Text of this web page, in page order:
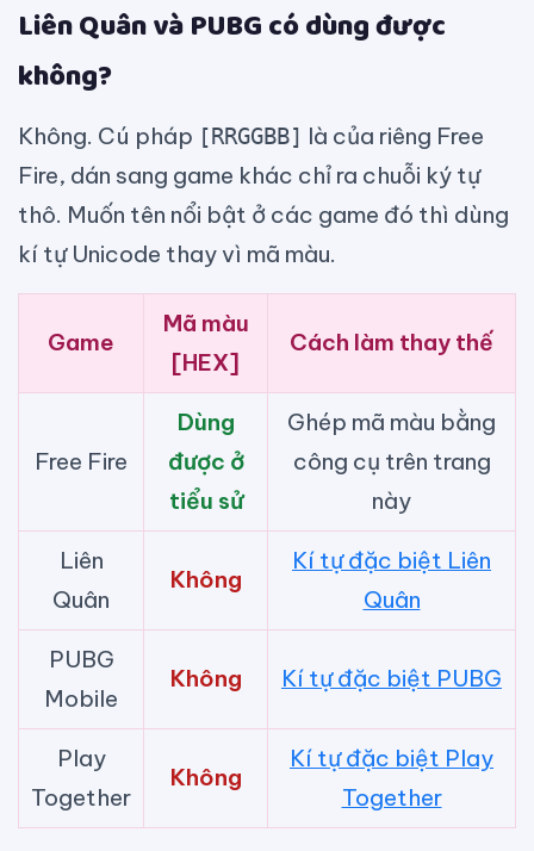
Liên Quân và PUBG có dùng được
không?
Không. Cú pháp [RRGGBB] là của riêng Free
Fire, dán sang game khác chỉ ra chuỗi ký tự
thô. Muốn tên nổi bật ở các game đó thì dùng
kí tự Unicode thay vì mã màu.
Game
Mã màu
[HEX]
Cách làm thay thế
Free Fire
Dùng
được ở
tiểu sử
Ghép mã màu bằng
công cụ trên trang
này
Liên
Quân
Không
Kí tự đặc biệt Liên
Quân
PUBG
Mobile
Không Kí tự đặc biệt PUBG
Play
Together
Không
Kí tự đặc biệt Play
Together